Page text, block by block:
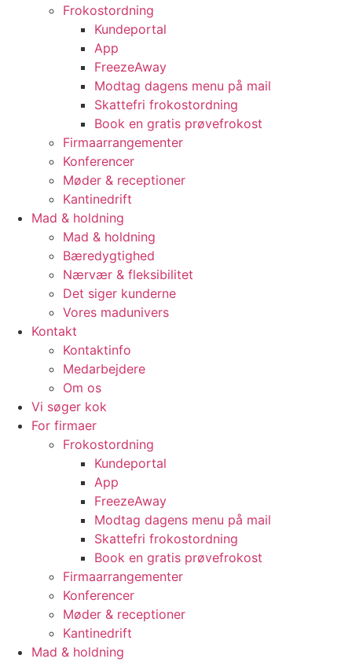
Frokostordning
Kundeportal
App
FreezeAway
Modtag dagens menu på mail
Skattefri frokostordning
Book en gratis prøvefrokost
Firmaarrangementer
Konferencer
Møder & receptioner
Kantinedrift
Mad & holdning
Mad & holdning
Bæredygtighed
Nærvær & fleksibilitet
Det siger kunderne
Vores madunivers
Kontakt
Kontaktinfo
Medarbejdere
Om os
Vi søger kok
For firmaer
Frokostordning
Kundeportal
App
FreezeAway
Modtag dagens menu på mail
Skattefri frokostordning
Book en gratis prøvefrokost
Firmaarrangementer
Konferencer
Møder & receptioner
Kantinedrift
Mad & holdning